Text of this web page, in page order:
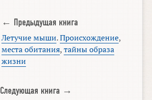
← Предыдущая книга
Летучие мыши.Происхождение,
места обитания,тайны образа
жизни
Следующая книга →